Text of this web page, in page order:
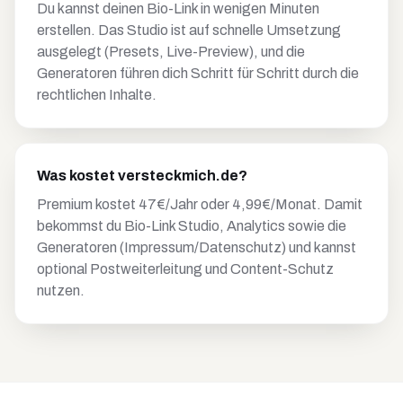
Du kannst deinen Bio-Link in wenigen Minuten
erstellen. Das Studio ist auf schnelle Umsetzung
ausgelegt (Presets, Live-Preview), und die
Generatoren führen dich Schritt für Schritt durch die
rechtlichen Inhalte.
Was kostet versteckmich.de?
Premium kostet 47€/Jahr oder 4,99€/Monat. Damit
bekommst du Bio-Link Studio, Analytics sowie die
Generatoren (Impressum/Datenschutz) und kannst
optional Postweiterleitung und Content-Schutz
nutzen.